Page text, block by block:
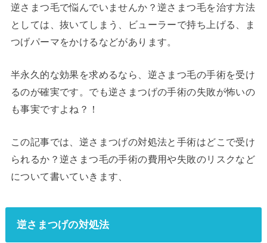
逆さまつ毛で悩んでいませんか？逆さまつ毛を治す方法
としては、抜いてしまう、ビューラーで持ち上げる、ま
つげパーマをかけるなどがあります。
半永久的な効果を求めるなら、逆さまつ毛の手術を受け
るのが確実です。でも逆さまつげの手術の失敗が怖いの
も事実ですよね？！
この記事では、逆さまつげの対処法と手術はどこで受け
られるか？逆さまつ毛の手術の費用や失敗のリスクなど
について書いていきます、
逆さまつげの対処法